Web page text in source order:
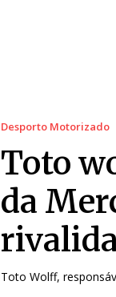
Desporto Motorizado
Toto
da
Toto Wolff,